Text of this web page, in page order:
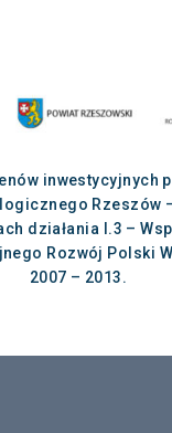
inwestycyjnych
Rzeszów
działania I.3 –
Rozwój Polski
2007 – 2013.